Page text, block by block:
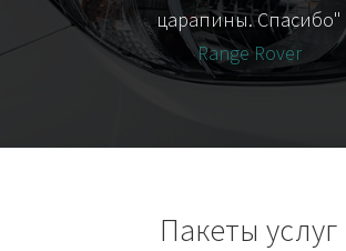
царапины. Спасибо"
Range Rover
Пакеты услуг